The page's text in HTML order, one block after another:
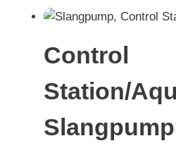
Control
Station/